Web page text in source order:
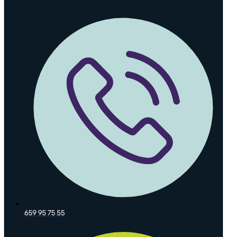
659 95 75 55